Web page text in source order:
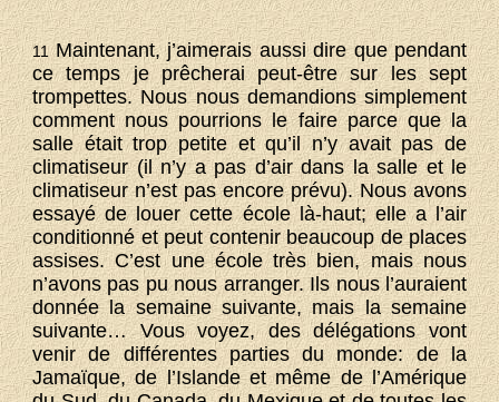
11Maintenant, j’aimerais aussi dire que pendant
ce temps je prêcherai peut-être sur les sept
trompettes. Nous nous demandions simplement
comment nous pourrions le faire parce que la
salle était trop petite et qu’il n’y avait pas de
climatiseur (il n’y a pas d’air dans la salle et le
climatiseur n’est pas encore prévu). Nous avons
essayé de louer cette école là-haut; elle a l’air
conditionné et peut contenir beaucoup de places
assises. C’est une école très bien, mais nous
n’avons pas pu nous arranger. Ils nous l’auraient
donnée la semaine suivante, mais la semaine
suivante… Vous voyez, des délégations vont
venir de différentes parties du monde: de la
Jamaïque, de l’Islande et même de l’Amérique